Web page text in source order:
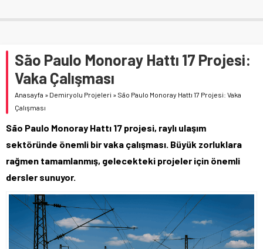
São Paulo Monoray Hattı 17 Projesi:
Vaka Çalışması
Anasayfa » Demiryolu Projeleri » São Paulo Monoray Hattı 17 Projesi: Vaka
Çalışması
São Paulo Monoray Hattı 17 projesi, raylı ulaşım
sektöründe önemli bir vaka çalışması. Büyük zorluklara
rağmen tamamlanmış, gelecekteki projeler için önemli
dersler sunuyor.